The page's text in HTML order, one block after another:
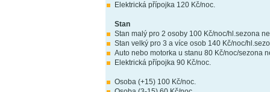
Elektrická přípojka 120 Kč/noc.
Stan
Stan malý pro 2 osoby 100 Kč/noc/hl.sezona
Stan velký pro 3 a více osob 140 Kč/noc/
Auto nebo motorka u stanu 80 Kč/noc/sezona
Elektrická přípojka 90 Kč/noc.
Osoba (+15) 100 Kč/noc.